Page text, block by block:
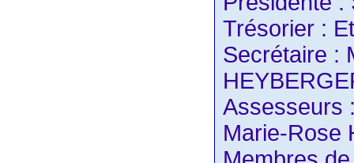
Trésorier :
Secrétaire :
Assesseurs
Marie-Rose